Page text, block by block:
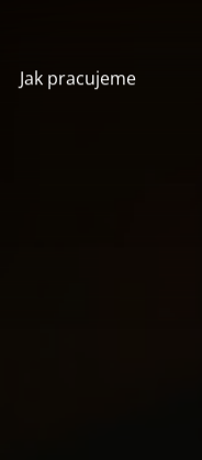
Jak pracujeme